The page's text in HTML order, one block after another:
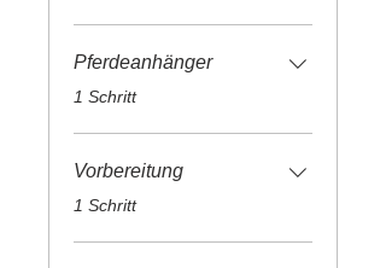
Pferdeanhänger
.1 Schritt
Vorbereitung
.1 Schritt